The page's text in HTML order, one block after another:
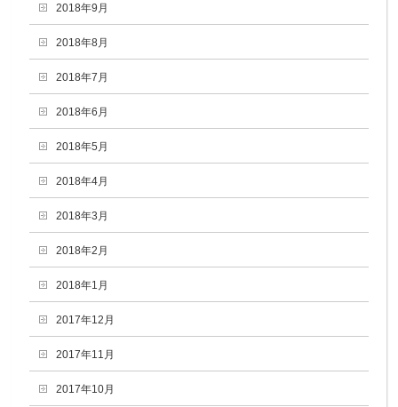
2018年9月
2018年8月
2018年7月
2018年6月
2018年5月
2018年4月
2018年3月
2018年2月
2018年1月
2017年12月
2017年11月
2017年10月